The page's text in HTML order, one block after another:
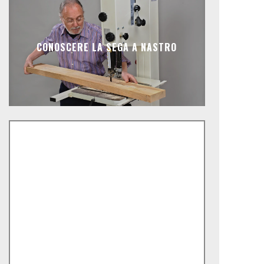
CONOSCERE LA SEGA A NASTRO